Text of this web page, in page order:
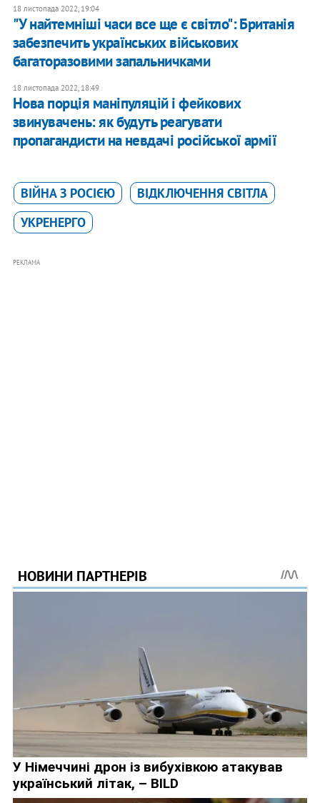
18 листопада 2022, 19:04
"У найтемніші часи все ще є світло": Британія
забезпечить українських військових
багаторазовими запальничками
18 листопада 2022, 18:49
Нова порція маніпуляцій і фейкових
звинувачень: як будуть реагувати
пропагандисти на невдачі російської армії
ВІЙНА З РОСІЄЮ
ВІДКЛЮЧЕННЯ СВІТЛА
УКРЕНЕРГО
РЕКЛАМА